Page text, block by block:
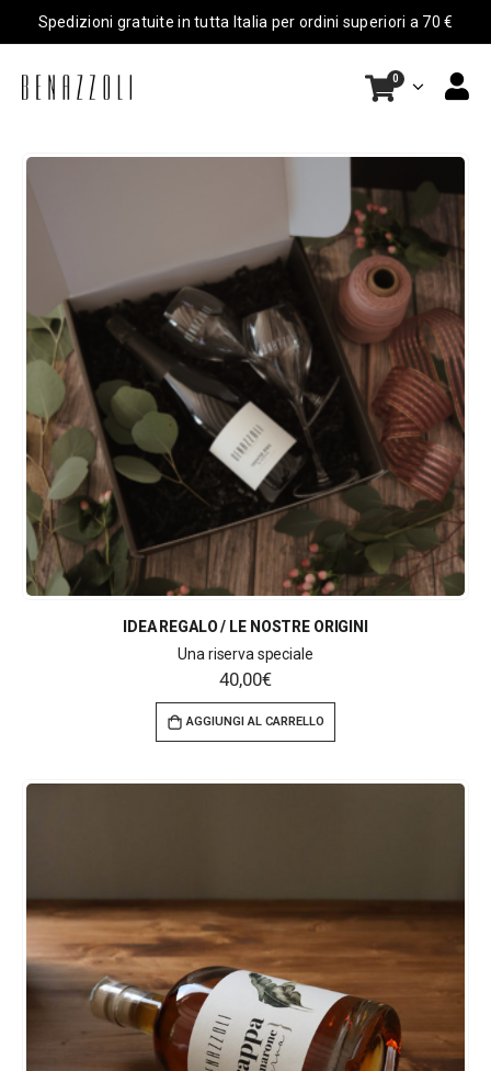
Spedizioni gratuite in tutta Italia per ordini superiori a 70 €
0
IDEA REGALO / LE NOSTRE ORIGINI
Una riserva speciale
40,00€
AGGIUNGI AL CARRELLO